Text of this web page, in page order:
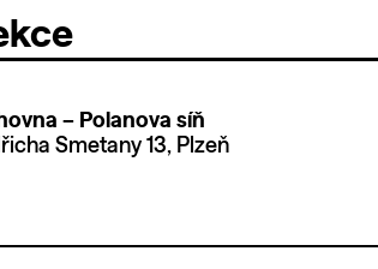
– Polanova síň
Smetany 13, Plzeň